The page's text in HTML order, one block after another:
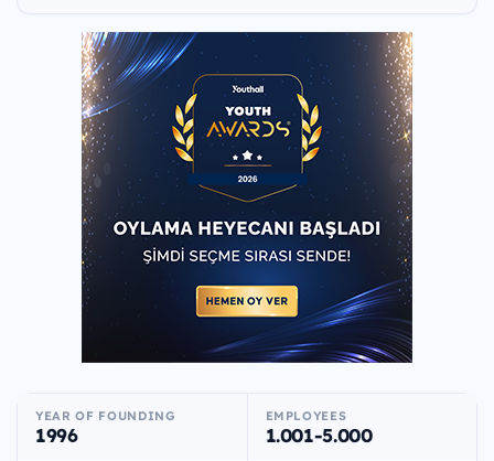
YEAR OF FOUNDING
1996
EMPLOYEES
1.001-5.000